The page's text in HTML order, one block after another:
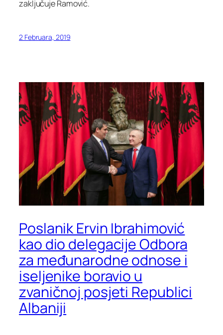
zaključuje Ramović.
2 Februara, 2019
Poslanik Ervin Ibrahimović
kao dio delegacije Odbora
za međunarodne odnose i
iseljenike boravio u
zvaničnoj posjeti Republici
Albaniji